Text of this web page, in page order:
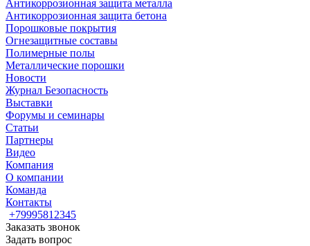
Антикоррозионная защита металла
Антикоррозионная защита бетона
Порошковые покрытия
Огнезащитные составы
Полимерные полы
Металлические порошки
Новости
Журнал Безопасность
Выставки
Форумы и семинары
Статьи
Партнеры
Видео
Компания
О компании
Команда
Контакты
+79995812345
Заказать звонок
Задать вопрос